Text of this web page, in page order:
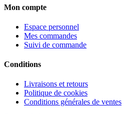
Mon compte
Espace personnel
Mes commandes
Suivi de commande
Conditions
Livraisons et retours
Politique de cookies
Conditions générales de ventes